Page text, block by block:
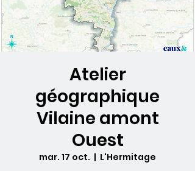
Atelier
géographique
Vilaine amont
Ouest
mar. 17 oct.
  |
L'Hermitage